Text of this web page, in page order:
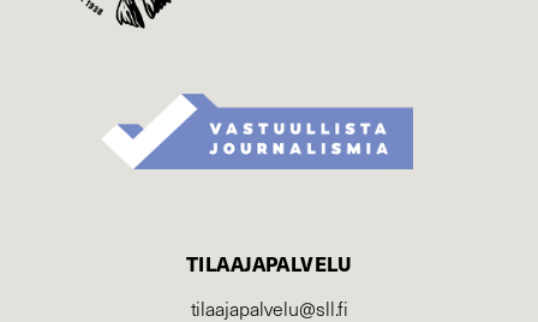
TILAAJAPALVELU
tilaajapalvelu@sll.fi